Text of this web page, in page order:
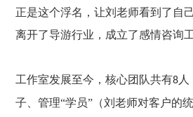
正是这个浮名，让刘老师看到了自
离开了导游行业，成立了感情咨询工
工作室发展至今，核心团队共有8
子、管理“学员”（刘老师对客户的